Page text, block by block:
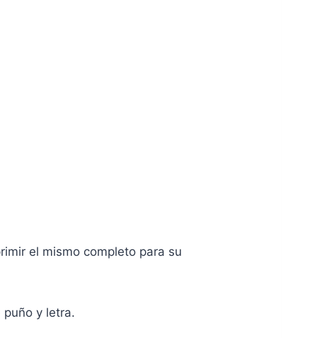
el mismo completo para su
puño y letra.